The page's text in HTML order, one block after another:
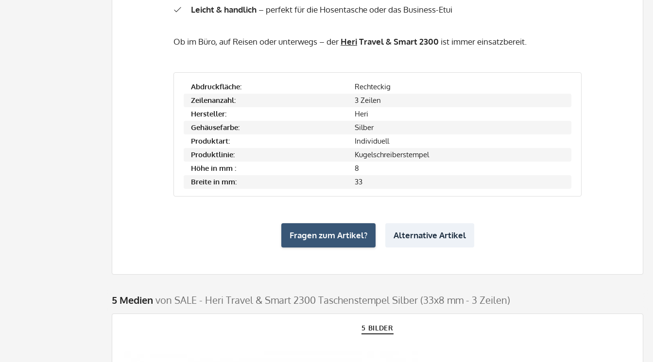
Leicht & handlich – perfekt für die Hosentasche oder das Business-Etui
Ob im Büro, auf Reisen oder unterwegs – der HeriTravel & Smart 2300 ist immer einsatzbereit.
Abdruckfläche:
Rechteckig
Zeilenanzahl:
3 Zeilen
Hersteller:
Heri
Gehäusefarbe:
Silber
Produktart:
Individuell
Produktlinie:
Kugelschreiberstempel
Höhe in mm :
8
Breite in mm:
33
Fragen zum Artikel? Alternative Artikel
5 Medien von SALE - Heri Travel & Smart 2300 Taschenstempel Silber (33x8 mm - 3 Zeilen)
5 BILDER